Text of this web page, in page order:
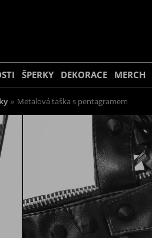
ŠPERKY DEKORACE MERCH
» Metalová taška s pentagramem